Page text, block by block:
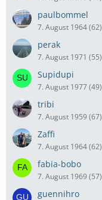
paulbommel
7. August 1964 (62)
perak
7. August 1971 (55)
Supidupi
7. August 1977 (49)
tribi
7. August 1959 (67)
Zaffi
7. August 1964 (62)
fabia-bobo
7. August 1969 (57)
guennihro